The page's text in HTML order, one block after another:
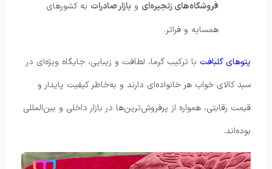
فروشگاه‌های زنجیره‌ای و بازار صادرات به کشورهای
همسایه و فراتر.
پتوهای گلبافت با ترکیب گرما، لطافت و زیبایی، جایگاه ویژه‌ای در
سبد کالای خواب هر خانواده‌ای دارند و به‌خاطر کیفیت پایدار و
قیمت رقابتی، همواره از پرفروش‌ترین‌ها در بازار داخلی و بین‌المللی
بوده‌اند.